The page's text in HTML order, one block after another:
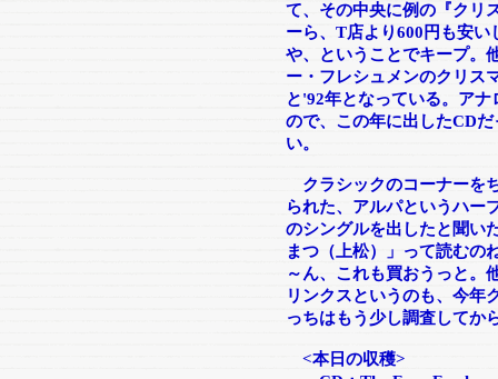
て、その中央に例の『クリ
ーら、T店より600円も安
や、ということでキープ。
ー・フレシュメンのクリス
と'92年となっている。ア
ので、この年に出したCD
い。
クラシックのコーナーを
られた、アルパというハー
のシングルを出したと聞い
まつ（上松）」って読むの
～ん、これも買おうっと。
リンクスというのも、今年
っちはもう少し調査してか
<本日の収穫>